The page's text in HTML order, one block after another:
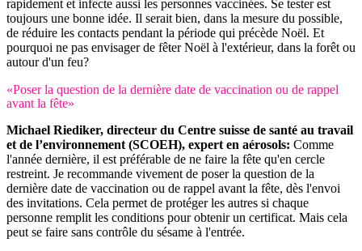
rapidement et infecte aussi les personnes vaccinées. Se tester est
toujours une bonne idée. Il serait bien, dans la mesure du possible,
de réduire les contacts pendant la période qui précède Noël. Et
pourquoi ne pas envisager de fêter Noël à l'extérieur, dans la forêt ou
autour d'un feu?
«Poser la question de la dernière date de vaccination ou de rappel
avant la fête»
Michael Riediker, directeur du Centre suisse de santé au travail
et de l’environnement (SCOEH), expert en aérosols: Comme
l'année dernière, il est préférable de ne faire la fête qu'en cercle
restreint. Je recommande vivement de poser la question de la
dernière date de vaccination ou de rappel avant la fête, dès l'envoi
des invitations. Cela permet de protéger les autres si chaque
personne remplit les conditions pour obtenir un certificat. Mais cela
peut se faire sans contrôle du sésame à l'entrée.